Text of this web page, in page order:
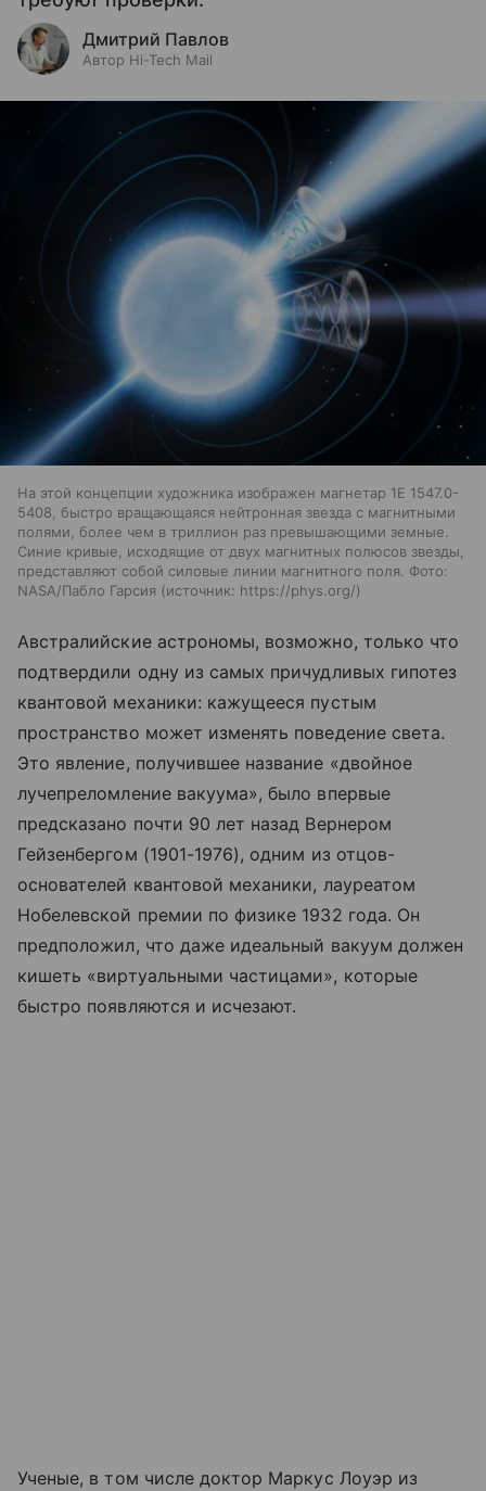
Дмитрий Павлов
Автор Hi-Tech Mail
На этой концепции художника изображен магнетар 1E 1547.0-
5408, быстро вращающаяся нейтронная звезда с магнитными
полями, более чем в триллион раз превышающими земные.
Синие кривые, исходящие от двух магнитных полюсов звезды,
представляют собой силовые линии магнитного поля. Фото:
NASA/Пабло Гарсия
источник: https://phys.org/
Австралийские астрономы, возможно, только что
подтвердили одну из самых причудливых гипотез
квантовой механики: кажущееся пустым
пространство может изменять поведение света.
Это явление, получившее название «двойное
лучепреломление вакуума», было впервые
предсказано почти 90 лет назад Вернером
Гейзенбергом (1901-1976), одним из отцов-
основателей квантовой механики, лауреатом
Нобелевской премии по физике 1932 года. Он
предположил, что даже идеальный вакуум должен
кишеть «виртуальными частицами», которые
быстро появляются и исчезают.
Ученые, в том числе доктор Маркус Лоуэр из